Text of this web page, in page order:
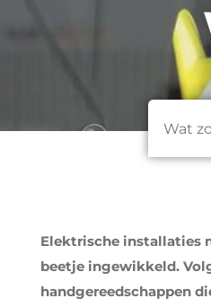
Elektrische installaties
beetje ingewikkeld.
handgereedschappen